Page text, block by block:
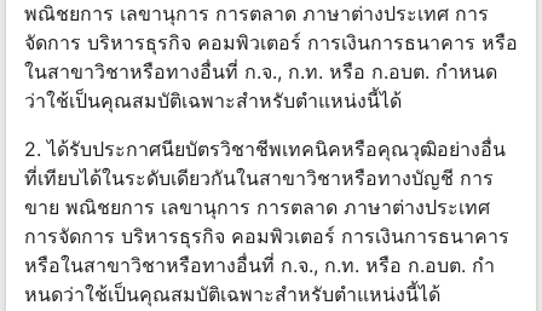
พณิชยการ เลขานุการ การตลาด ภาษาต่างประเทศ การ
จัดการ บริหารธุรกิจ คอมพิวเตอร์ การเงินการธนาคาร หรือ
ในสาขาวิชาหรือทางอื่นที่ ก.จ., ก.ท. หรือ ก.อบต. กําหนด
ว่าใช้เป็นคุณสมบัติเฉพาะสําหรับตําแหน่งนี้ได้
2. ได้รับประกาศนียบัตรวิชาชีพเทคนิคหรือคุณวุฒิอย่างอื่น
ที่เทียบได้ในระดับเดียวกันในสาขาวิชาหรือทางบัญชี การ
ขาย พณิชยการ เลขานุการ การตลาด ภาษาต่างประเทศ
การจัดการ บริหารธุรกิจ คอมพิวเตอร์ การเงินการธนาคาร
หรือในสาขาวิชาหรือทางอื่นที่ ก.จ., ก.ท. หรือ ก.อบต. กํา
หนดว่าใช้เป็นคุณสมบัติเฉพาะสําหรับตําแหน่งนี้ได้